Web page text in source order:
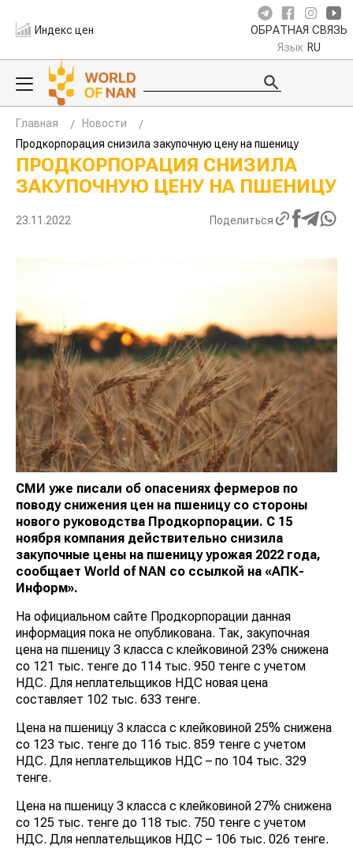
Индекс цен ОБРАТНАЯ СВЯЗЬ
Язык RU
Главная
Новости
Продкорпорация снизила закупочную цену на пшеницу
ПРОДКОРПОРАЦИЯ СНИЗИЛА
ЗАКУПОЧНУЮ ЦЕНУ НА ПШЕНИЦУ
23.11.2022 Поделиться
СМИ уже писали об опасениях фермеров по
поводу снижения цен на пшеницу со стороны
нового руководства Продкорпорации. С 15
ноября компания действительно снизила
закупочные цены на пшеницу урожая 2022 года,
сообщает World of NAN со ссылкой на «АПК-
Информ».
На официальном сайте Продкорпорации данная
информация пока не опубликована. Так, закупочная
цена на пшеницу 3 класса с клейковиной 23% снижена
со 121 тыс. тенге до 114 тыс. 950 тенге с учетом
НДС. Для неплательщиков НДС новая цена
составляет 102 тыс. 633 тенге.
Цена на пшеницу 3 класса с клейковиной 25% снижена
со 123 тыс. тенге до 116 тыс. 859 тенге с учетом
НДС. Для неплательщиков НДС – по 104 тыс. 329
тенге.
Цена на пшеницу 3 класса с клейковиной 27% снижена
со 125 тыс. тенге до 118 тыс. 750 тенге с учетом
НДС. Для неплательщиков НДС – 106 тыс. 026 тенге.